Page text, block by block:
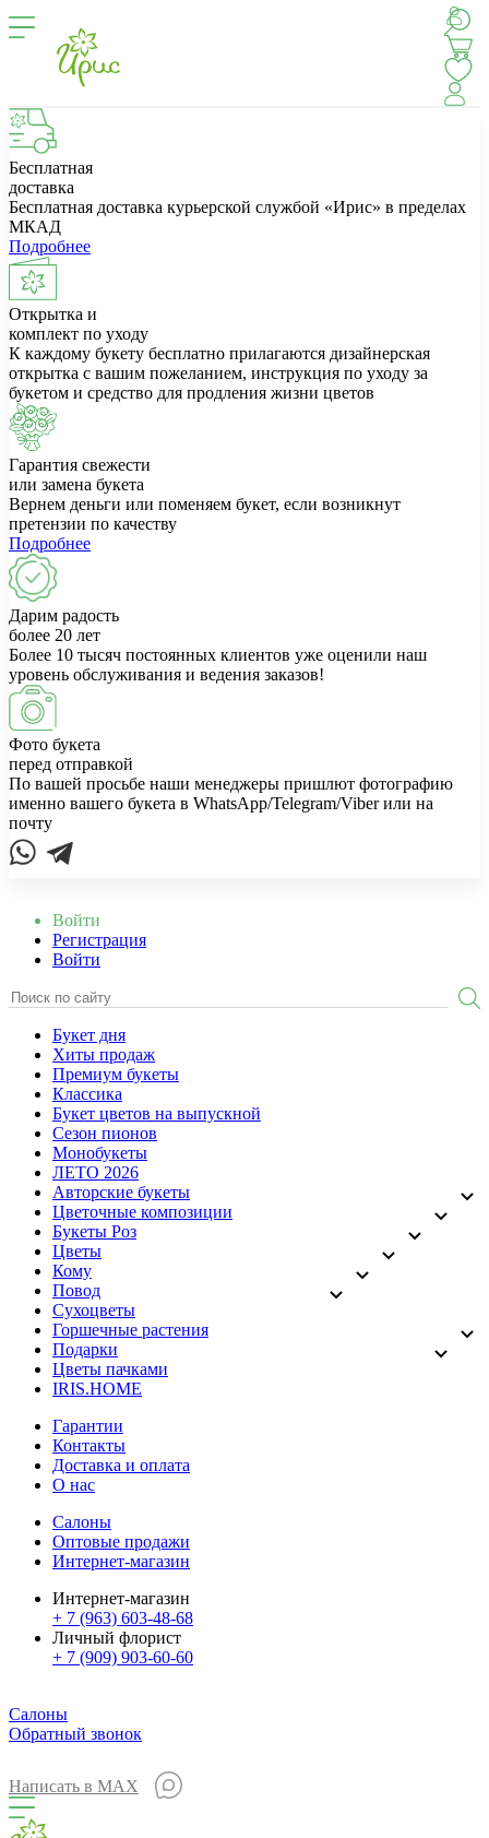
Бесплатная
доставка
Бесплатная доставка курьерской службой «Ирис» в пределах
МКАД
Подробнее
Открытка и
комплект по уходу
К каждому букету бесплатно прилагаются дизайнерская
открытка с вашим пожеланием, инструкция по уходу за
букетом и средство для продления жизни цветов
Гарантия свежести
или замена букета
Вернем деньги или поменяем букет, если возникнут
претензии по качеству
Подробнее
Дарим радость
более 20 лет
Более 10 тысяч постоянных клиентов уже оценили наш
уровень обслуживания и ведения заказов!
Фото букета
перед отправкой
По вашей просьбе наши менеджеры пришлют фотографию
именно вашего букета в WhatsApp/Telegram/Viber или на
почту
Войти
Регистрация
Войти
Букет дня
Хиты продаж
Премиум букеты
Классика
Букет цветов на выпускной
Сезон пионов
Монобукеты
ЛЕТО 2026
Авторские букеты
Цветочные композиции
Букеты Роз
Цветы
Кому
Повод
Сухоцветы
Горшечные растения
Подарки
Цветы пачками
IRIS.HOME
Гарантии
Контакты
Доставка и оплата
О нас
Салоны
Оптовые продажи
Интернет-магазин
Интернет-магазин
+ 7 (963) 603-48-68
Личный флорист
+ 7 (909) 903-60-60
Салоны
Обратный звонок
Написать в MAX